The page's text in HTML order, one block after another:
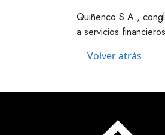
Quiñenco S.A.,
a servicios
Volver atrás